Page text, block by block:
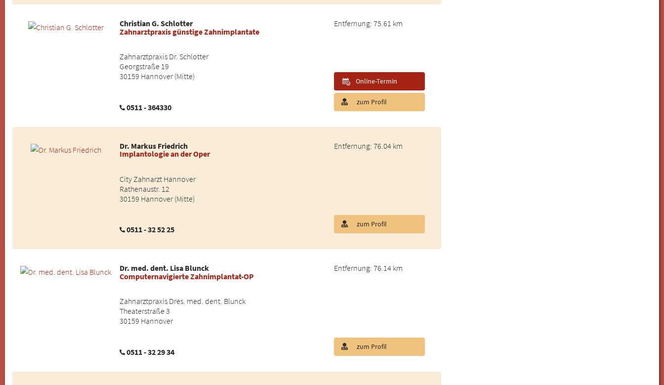
Christian G. Schlotter
Zahnarztpraxis günstige Zahnimplantate
Zahnarztpraxis Dr. Schlotter
Georgstraße 19
30159 Hannover (Mitte)
0511 - 364330
Entfernung: 75.61 km
zum Profil
Online-Termin
Dr. Markus Friedrich
Implantologie an der Oper
City Zahnarzt Hannover
Rathenaustr. 12
30159 Hannover (Mitte)
0511 - 32 52 25
Entfernung: 76.04 km
zum Profil
Dr. med. dent. Lisa Blunck
Computernavigierte Zahnimplantat-OP
Zahnarztpraxis Dres. med. dent. Blunck
Theaterstraße 3
30159 Hannover
0511 - 32 29 34
Entfernung: 76.14 km
zum Profil